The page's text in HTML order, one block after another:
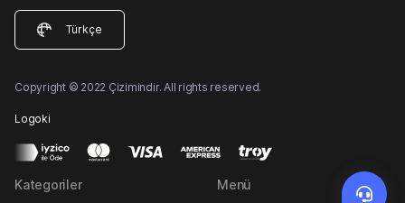
Türkçe
Copyright © 2022 Çizimindir. All rights reserved.
Logoki
Kategoriler Menü